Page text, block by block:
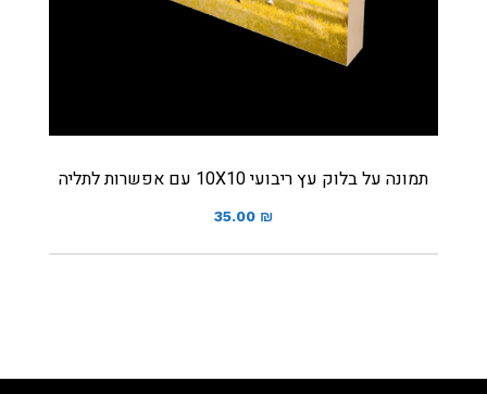
תמונה על בלוק עץ ריבועי 10X10 עם אפשרות לתליה
35.00 ₪